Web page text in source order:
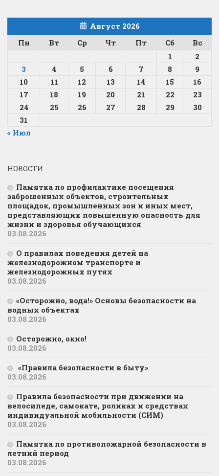
Август 2026
Пн
Вт Ср Чт Пт Сб
Вс
1
2
3
4 5 6 7 8
9
10
11 12 13 14 15
16
17
18 19 20 21 22
23
24
25 26 27 28 29
30
31
« Июл
НОВОСТИ
Памятка по профилактике посещения
заброшенных объектов, строительных
площадок, промышленных зон и иных мест,
представляющих повышенную опасность для
жизни и здоровья обучающихся
03.08.2026
О правилах поведения детей на
железнодорожном транспорте и
железнодорожных путях
03.08.2026
«Осторожно, вода!» Основы безопасности на
водных объектах
03.08.2026
Осторожно, окно!
03.08.2026
«Правила безопасности в быту»
03.08.2026
Правила безопасности при движении на
велосипеде, самокате, роликах и средствах
индивидуальной мобильности (СИМ)
03.08.2026
Памятка по противопожарной безопасности в
летний период
03.08.2026